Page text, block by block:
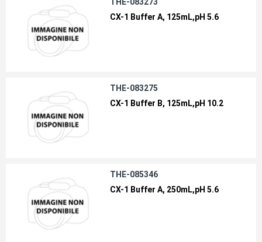
CX-1 Buffer A, 125mL,pH 5.6
THE-083275
CX-1 Buffer B, 125mL,pH 10.2
THE-085346
CX-1 Buffer A, 250mL,pH 5.6